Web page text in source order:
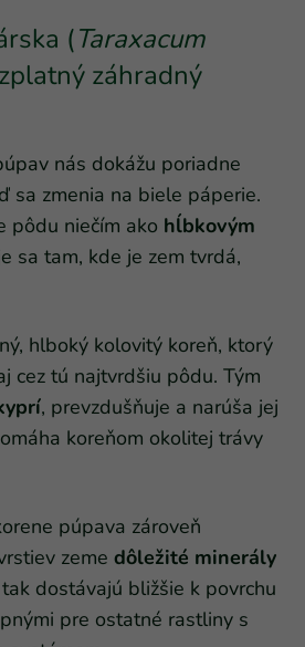
(Taraxacum
záhradný
nás dokážu poriadne
sa zmenia na biele páperie.
pôdu niečím ako hĺbkovým
sa tam, kde je zem tvrdá,
hlboký kolovitý koreň, ktorý
cez tú najtvrdšiu pôdu. Tým
, prevzdušňuje a narúša jej
koreňom okolitej trávy
púpava zároveň
zeme dôležité minerály
dostávajú bližšie k povrchu
pre ostatné rastliny s